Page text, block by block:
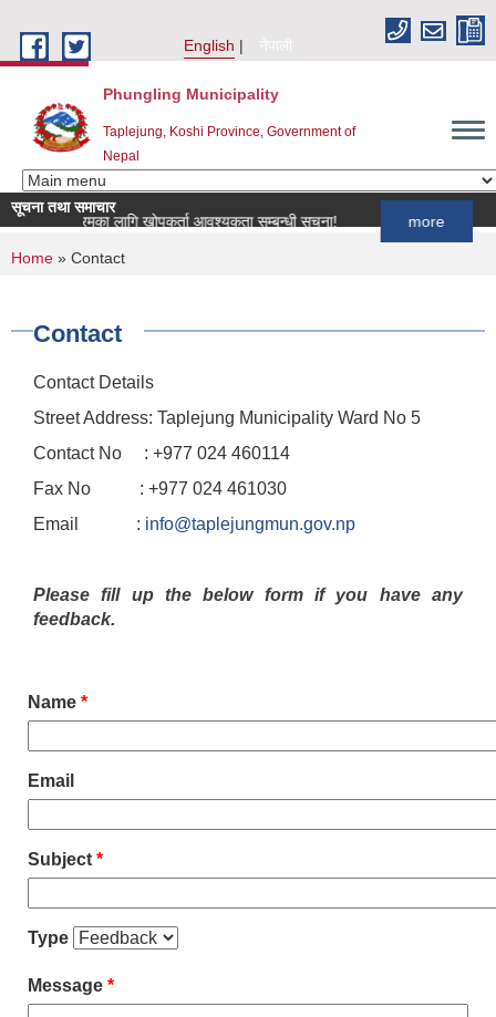
English
नेपाली
Phungling Municipality
Taplejung, Koshi Province, Government of
Nepal
सूचना तथा समाचार
लागि खोपकर्ता आवश्यकता सम्बन्धी सूचना!
You are here
Home » Contact
Contact
Contact Details
Street Address: Taplejung Municipality Ward No 5
Contact No : +977 024 460114
Fax No : +977 024 461030
Email : info@taplejungmun.gov.np
Please fill up the below form if you have any
feedback.
Name *
Email
Subject *
Type
Message *